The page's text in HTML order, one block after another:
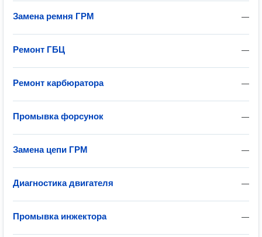
—
Замена ремня ГРМ
—
Ремонт ГБЦ
—
Ремонт карбюратора
—
Промывка форсунок
—
Замена цепи ГРМ
—
Диагностика двигателя
—
Промывка инжектора